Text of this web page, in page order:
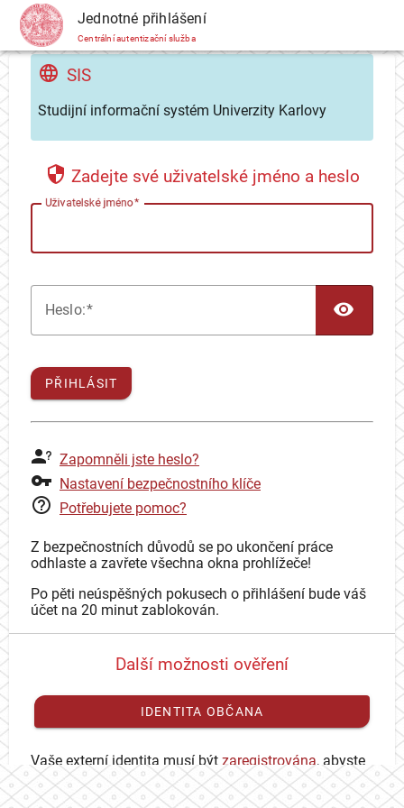
CAS Jednotné přihlášení
Centrální autentizační služba
SIS
Studijní informační systém Univerzity Karlovy
Zadejte své uživatelské jméno a heslo
Uživatelské jméno
Heslo:
PŘIHLÁSIT
Zapomněli jste heslo?
Nastavení bezpečnostního klíče
Potřebujete pomoc?
Z bezpečnostních důvodů se po ukončení práce
odhlaste a zavřete všechna okna prohlížeče!
Po pěti neúspěšných pokusech o přihlášení bude váš
účet na 20 minut zablokován.
Další možnosti ověření
IDENTITA OBČANA
Vaše externí identita musí být zaregistrována, abyste
se mohli přihlásit ke svému CAS účtu.